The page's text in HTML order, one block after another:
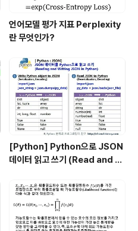
언어모델 평가 지표 Perplexity
란 무엇인가?
[Python] Python으로 JSON
데이터 읽고 쓰기 (Read and W